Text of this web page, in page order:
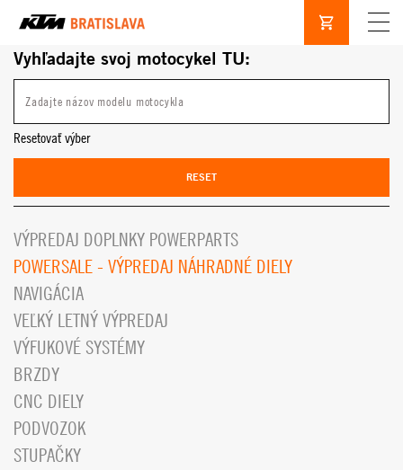
Vyhľadajte svoj motocykel TU:
Resetovať výber
RESET
VÝPREDAJ DOPLNKY POWERPARTS
POWERSALE - VÝPREDAJ NÁHRADNÉ DIELY
NAVIGÁCIA
VEĽKÝ LETNÝ VÝPREDAJ
VÝFUKOVÉ SYSTÉMY
BRZDY
CNC DIELY
PODVOZOK
STUPAČKY